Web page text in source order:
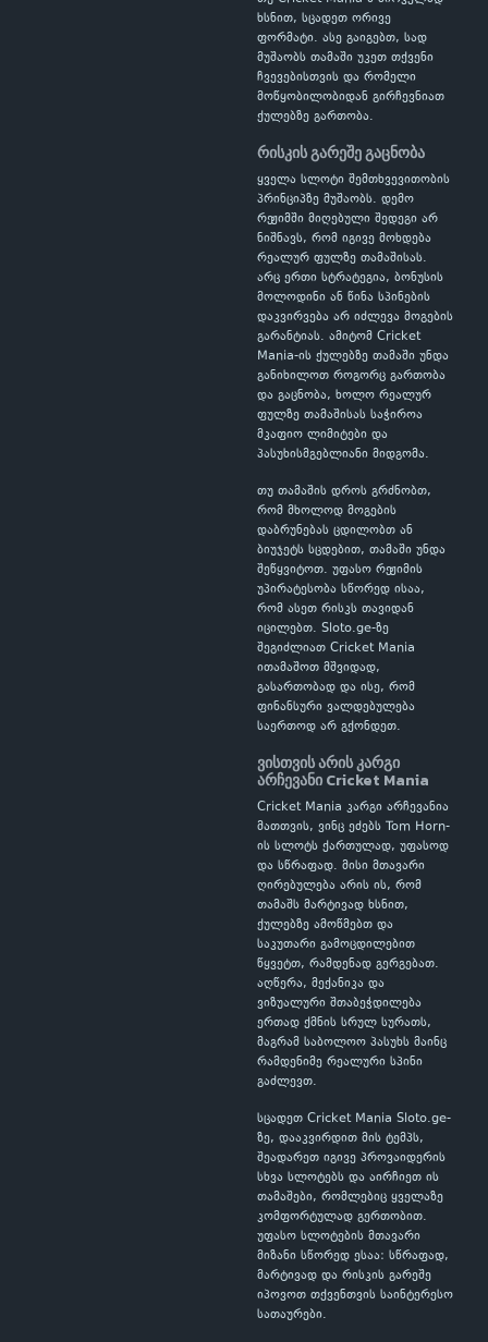
ხსნით, სცადეთ ორივე
ფორმატი. ასე გაიგებთ, სად
მუშაობს თამაში უკეთ თქვენი
ჩვევებისთვის და რომელი
მოწყობილობიდან გირჩევნიათ
ქულებზე გართობა.
რისკის გარეშე გაცნობა
ყველა სლოტი შემთხვევითობის
პრინციპზე მუშაობს. დემო
რეჟიმში მიღებული შედეგი არ
ნიშნავს, რომ იგივე მოხდება
რეალურ ფულზე თამაშისას.
არც ერთი სტრატეგია, ბონუსის
მოლოდინი ან წინა სპინების
დაკვირვება არ იძლევა მოგების
გარანტიას. ამიტომ Cricket
Mania-ის ქულებზე თამაში უნდა
განიხილოთ როგორც გართობა
და გაცნობა, ხოლო რეალურ
ფულზე თამაშისას საჭიროა
მკაფიო ლიმიტები და
პასუხისმგებლიანი მიდგომა.
თუ თამაშის დროს გრძნობთ,
რომ მხოლოდ მოგების
დაბრუნებას ცდილობთ ან
ბიუჯეტს სცდებით, თამაში უნდა
შეწყვიტოთ. უფასო რეჟიმის
უპირატესობა სწორედ ისაა,
რომ ასეთ რისკს თავიდან
იცილებთ. Sloto.ge-ზე
შეგიძლიათ Cricket Mania
ითამაშოთ მშვიდად,
გასართობად და ისე, რომ
ფინანსური ვალდებულება
საერთოდ არ გქონდეთ.
ვისთვის არის კარგი
არჩევანი Cricket Mania
Cricket Mania კარგი არჩევანია
მათთვის, ვინც ეძებს Tom Horn-
ის სლოტს ქართულად, უფასოდ
და სწრაფად. მისი მთავარი
ღირებულება არის ის, რომ
თამაშს მარტივად ხსნით,
ქულებზე ამოწმებთ და
საკუთარი გამოცდილებით
წყვეტთ, რამდენად გერგებათ.
აღწერა, მექანიკა და
ვიზუალური შთაბეჭდილება
ერთად ქმნის სრულ სურათს,
მაგრამ საბოლოო პასუხს მაინც
რამდენიმე რეალური სპინი
გაძლევთ.
სცადეთ Cricket Mania Sloto.ge-
ზე, დააკვირდით მის ტემპს,
შეადარეთ იგივე პროვაიდერის
სხვა სლოტებს და აირჩიეთ ის
თამაშები, რომლებიც ყველაზე
კომფორტულად გერთობით.
უფასო სლოტების მთავარი
მიზანი სწორედ ესაა: სწრაფად,
მარტივად და რისკის გარეშე
იპოვოთ თქვენთვის საინტერესო
სათაურები.